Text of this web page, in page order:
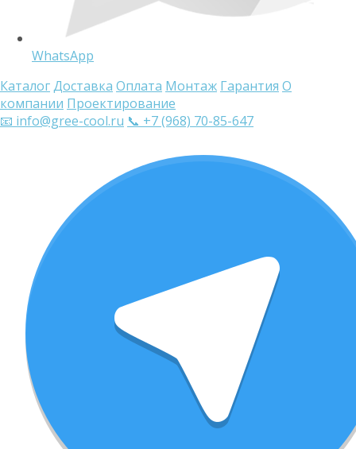
WhatsApp
КаталогДоставка Оплата Монтаж Гарантия О
компании Проектирование
📧 info@gree-cool.ru 📞 +7 (968) 70-85-647